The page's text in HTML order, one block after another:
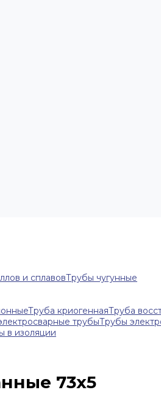
и сплавовТрубы чугунные
Труба криогеннаяТруба
трубыТрубы
в изоляции
73х5